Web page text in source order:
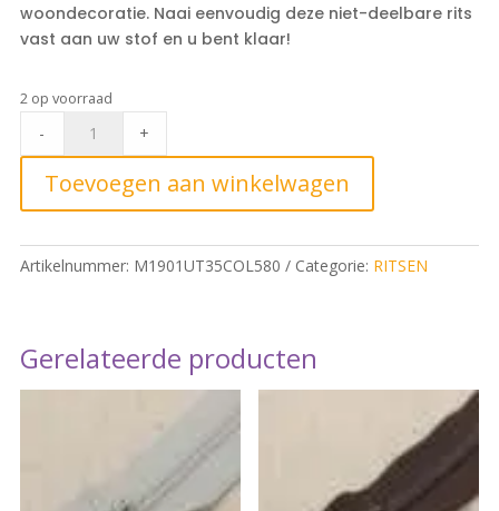
woondecoratie. Naai eenvoudig deze niet-deelbare rits
vast aan uw stof en u bent klaar!
2 op voorraad
- +
Toevoegen aan winkelwagen
Artikelnummer: M1901UT35COL580 Categorie: RITSEN
Gerelateerde producten